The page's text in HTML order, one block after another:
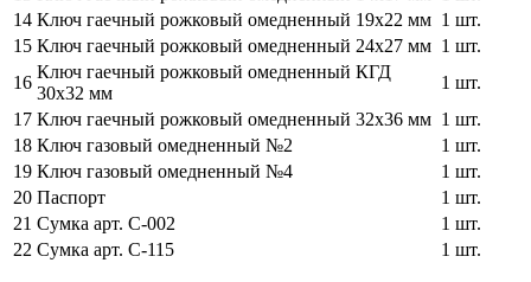
14 Ключ гаечный рожковый омедненный 19х22 мм 1 шт.
15 Ключ гаечный рожковый омедненный 24х27 мм 1 шт.
16
Ключ гаечный рожковый омедненный КГД
30х32 мм
1 шт.
17 Ключ гаечный рожковый омедненный 32х36 мм 1 шт.
18 Ключ газовый омедненный №2
1 шт.
19 Ключ газовый омедненный №4
1 шт.
20 Паспорт
1 шт.
21 Сумка арт. С-002
1 шт.
22 Сумка арт. С-115 1 шт.